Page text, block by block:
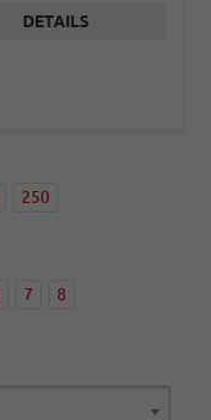
DETAILS
250
7 8